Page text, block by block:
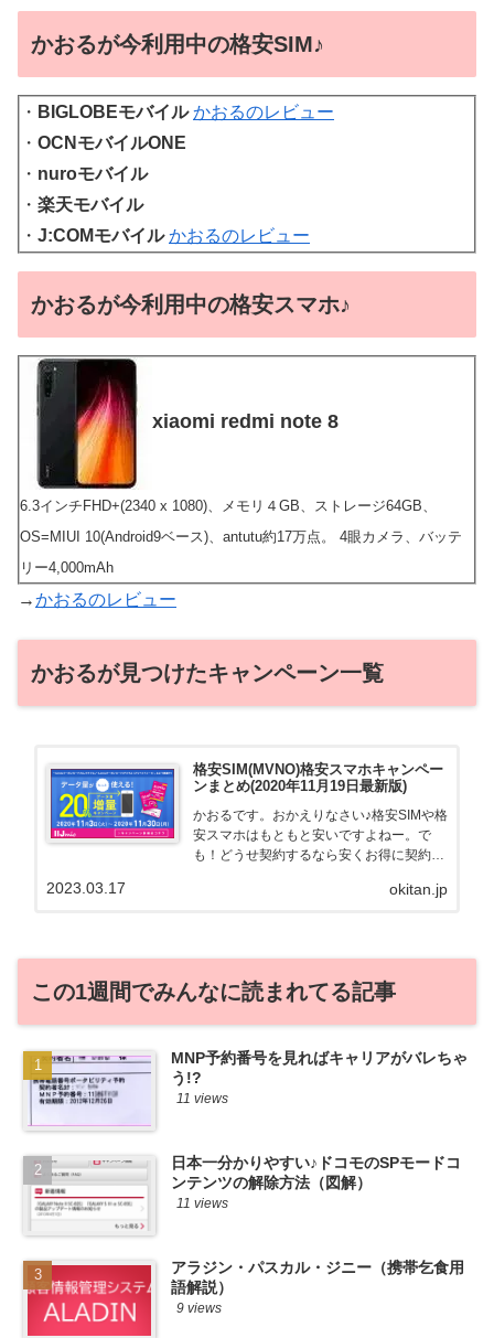
かおるが今利用中の格安SIM♪
・ BIGLOBEモバイル かおるのレビュー
・ OCNモバイルONE
・ nuroモバイル
・ 楽天モバイル
・ J:COMモバイル かおるのレビュー
かおるが今利用中の格安スマホ♪
xiaomi redmi note 8
6.3インチFHD+(2340 x 1080)、メモリ４GB、ストレージ64GB、
OS=MIUI 10(Android9ベース)、antutu約17万点。 4眼カメラ、バッテ
リー4,000mAh
→かおるのレビュー
かおるが見つけたキャンペーン一覧
格安SIM(MVNO)格安スマホキャンペー
ンまとめ(2020年11月19日最新版)
かおるです。おかえりなさい♪格安SIMや格
安スマホはもともと安いですよねー。で
も！どうせ契約するなら安くお得に契約し
る自身も、そういう案件を常に狙ってます
okitan.jp
2023.03.17
この1週間でみんなに読まれてる記事
MNP予約番号を見ればキャリアがバレちゃ
う!?
11 views
日本一分かりやすい♪ドコモのSPモードコ
ンテンツの解除方法（図解）
11 views
アラジン・パスカル・ジニー（携帯乞食用
語解説）
9 views